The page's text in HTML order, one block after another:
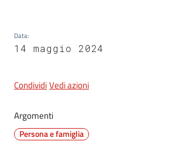
line
argomenti
Data:
14 maggio 2024
CondividiVedi azioni
Argomenti
Persona e famiglia